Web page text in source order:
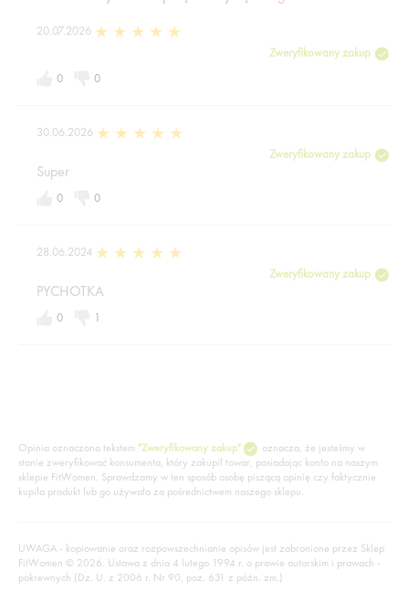
20.07.2026
Zweryfikowany zakup
0
0
30.06.2026
Zweryfikowany zakup
Super
0 0
28.06.2024
Zweryfikowany zakup
PYCHOTKA
0 1
Opinia oznaczona tekstem "Zweryfikowany zakup"
oznacza, że jesteśmy w
stanie zweryfikować konsumenta, który zakupił towar, posiadając konto na naszym
sklepie FitWomen. Sprawdzamy w ten sposób osobę piszącą opinię czy faktycznie
kupiła produkt lub go używała za pośrednictwem naszego sklepu.
UWAGA - kopiowanie oraz rozpowszechnianie opisów jest zabronione przez Sklep
FitWomen © 2026. Ustawa z dnia 4 lutego 1994 r. o prawie autorskim i prawach -
pokrewnych (Dz. U. z 2006 r. Nr 90, poz. 631 z późn. zm.)